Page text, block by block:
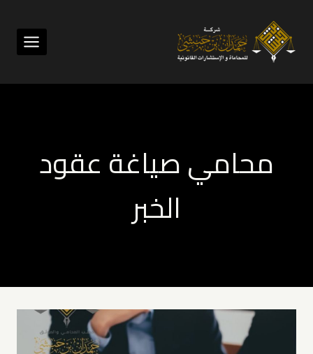
المحتوى
محامي صياغة عقود
الخبر